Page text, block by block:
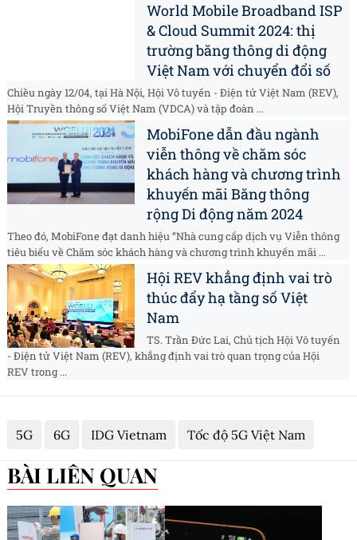
World Mobile Broadband ISP
& Cloud Summit 2024: thị
trường băng thông di động
Việt Nam với chuyển đổi số
Chiều ngày 12/04, tại Hà Nội, Hội Vô tuyến - Điện tử Việt Nam (REV),
Hội Truyền thông số Việt Nam (VDCA) và tập đoàn ...
MobiFone dẫn đầu ngành
viễn thông về chăm sóc
khách hàng và chương trình
khuyến mãi Băng thông
rộng Di động năm 2024
Theo đó, MobiFone đạt danh hiệu “Nhà cung cấp dịch vụ Viễn thông
tiêu biểu về Chăm sóc khách hàng và chương trình khuyến mãi ...
Hội REV khẳng định vai trò
thúc đẩy hạ tầng số Việt
Nam
TS. Trần Đức Lai, Chủ tịch Hội Vô tuyến
- Điện tử Việt Nam (REV), khẳng định vai trò quan trọng của Hội
REV trong ...
5G 6G IDG Vietnam Tốc độ 5G Việt Nam
BÀI LIÊN QUAN